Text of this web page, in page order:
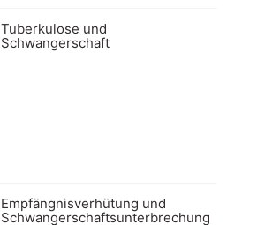
Tuberkulose und
Schwangerschaft
Empfängnisverhütung und
Schwangerschaftsunterbrechung